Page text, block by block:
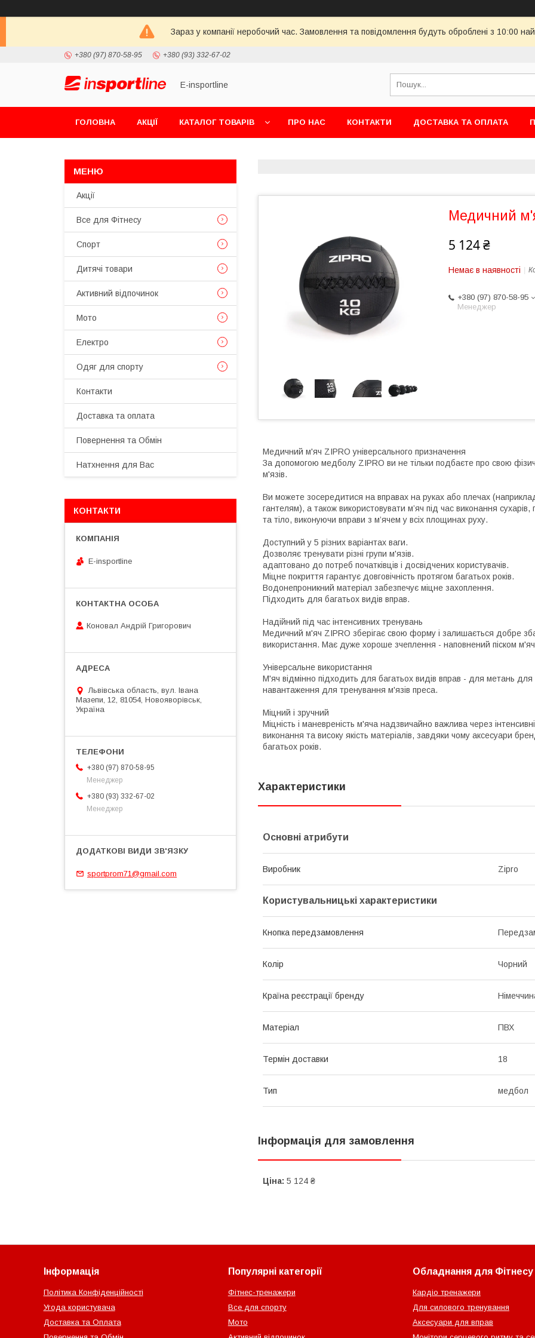
Зараз у компанії неробочий час. Замовлення та повідомлення будуть оброблені з 10:00
+380 (97) 870-58-95 +380 (93) 332-67-02
E-insportline
ГОЛОВНА АКЦІЇ КАТАЛОГ ТОВАРІВ ПРО НАС КОНТАКТИ ДОСТАВКА ТА ОПЛАТА
Медичний
5 124 ₴
Немає в наявності
+380 (97) 870-58-95
Менеджер
Медичний м'яч ZIPRO універсального призначення
За допомогою медболу ZIPRO ви не тільки подбаєте про свою
м'язів.
Ви можете зосередитися на вправах на руках або плечах
гантелям), а також використовувати м’яч під час виконання
та тіло, виконуючи вправи з м’ячем у всіх площинах руху.
Доступний у 5 різних варіантах ваги.
Дозволяє тренувати різні групи м'язів.
адаптовано до потреб початківців і досвідчених користувачів.
Міцне покриття гарантує довговічність протягом багатьох років.
Водонепроникний матеріал забезпечує міцне захоплення.
Підходить для багатьох видів вправ.
Надійний під час інтенсивних тренувань
Медичний м'яч ZIPRO зберігає свою форму і залишається добре
використання. Має дуже хороше зчеплення - наповнений піском м'яч
Універсальне використання
М'яч відмінно підходить для багатьох видів вправ - для метань
навантаження для тренування м'язів преса.
Міцний і зручний
Міцність і маневреність м'яча надзвичайно важлива через
виконання та високу якість матеріалів, завдяки чому аксесуари
багатьох років.
Характеристики
Основні атрибути
Виробник Zipro
Користувальницькі характеристики
Кнопка передзамовлення
Колір Чорний
Країна реєстрації бренду
Матеріал ПВХ
Термін доставки 18
Тип медбол
Інформація для замовлення
Ціна: 5 124 ₴
Акції
Все для Фітнесу
Спорт
Дитячі товари
Активний відпочинок
Мото
Електро
Одяг для спорту
Контакти
Доставка та оплата
Повернення та Обмін
Натхнення для Вас
КОНТАКТИ
E-insportline
Коновал Андрій Григорович
Львівська область, вул. Івана
Мазепи, 12, 81054, Новояворівськ,
Україна
+380 (97) 870-58-95
Менеджер
+380 (93) 332-67-02
Менеджер
sportprom71@gmail.com
Інформація
Політика Конфіденційності
Угода користувача
Доставка та Оплата
Популярні категорії
Фітнес-тренажери
Все для спорту
Мото
Обладнання для Фітнесу
Кардіо тренажери
Для силового тренування
Аксесуари для вправ